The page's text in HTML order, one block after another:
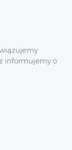
informujemy o